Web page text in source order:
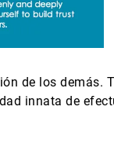
de los demás.
innata de